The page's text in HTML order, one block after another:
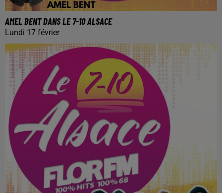
AMEL BENT DANS LE 7-10 ALSACE
Lundi 17 février